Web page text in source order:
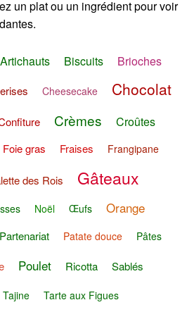
un plat ou un ingrédient pour voir
Artichauts Biscuits Brioches
Cheesecake
Chocolat
Crèmes
Croûtes
Foie gras Fraises Frangipane
des Rois Gâteaux
Noël Œufs Orange
Partenariat Patate douce Pâtes
Poulet Ricotta Sablés
Tajine Tarte aux Figues